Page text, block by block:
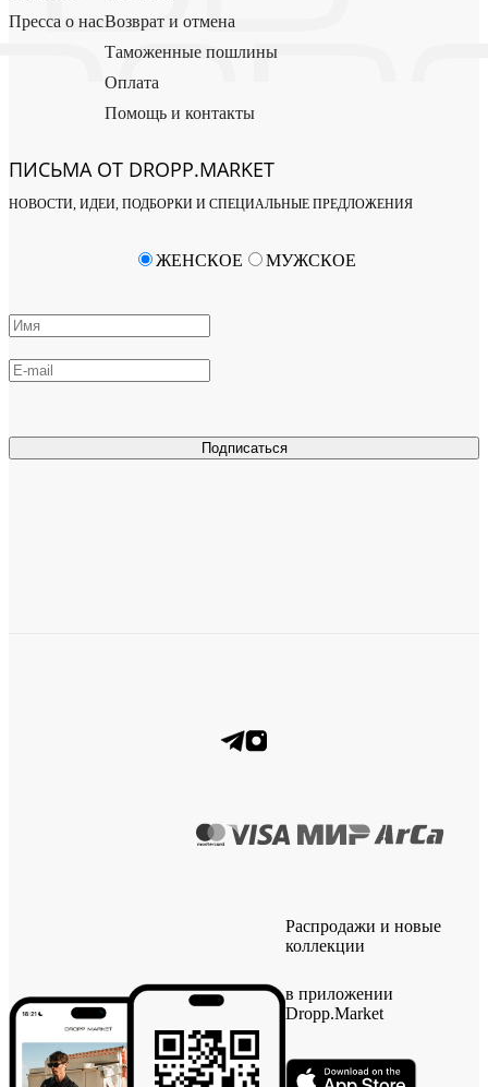
Пресса о насВозврат и отмена
Таможенные пошлины
Оплата
Помощь и контакты
ПИСЬМА ОТ DROPP.MARKET
НОВОСТИ, ИДЕИ, ПОДБОРКИ И СПЕЦИАЛЬНЫЕ ПРЕДЛОЖЕНИЯ
Подписаться
ЖЕНСКОЕ МУЖСКОЕ
Распродажи и новые
коллекции
в приложении
Dropp.Market